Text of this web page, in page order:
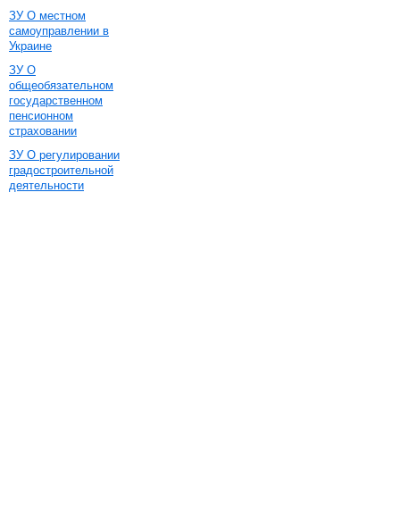
ЗУ О местном
самоуправлении в
Украине
ЗУ О
общеобязательном
государственном
пенсионном
страховании
ЗУ О регулировании
градостроительной
деятельности